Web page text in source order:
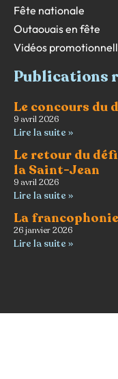
Fête nationale
Outaouais en fête
Vidéos
Publications
Le concours du
9 avril 2026
Lire la suite »
Le retour du
la Saint-Jean
9 avril 2026
Lire la suite »
La
26 janvier 2026
Lire la suite »